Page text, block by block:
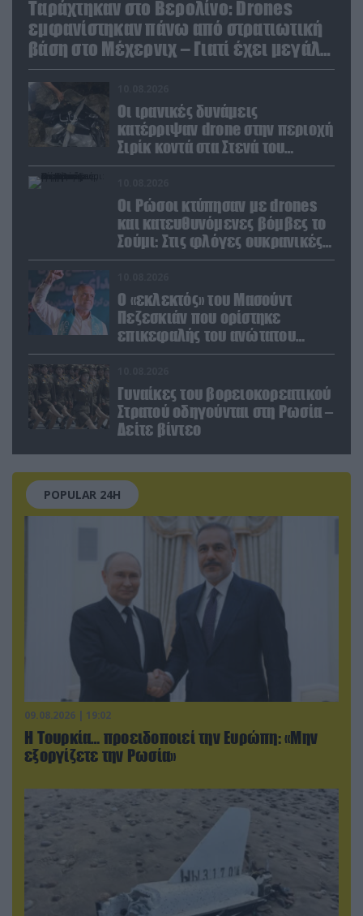
Ταράχτηκαν στο Βερολίνο: Drones
εμφανίστηκαν πάνω από στρατιωτική
βάση στο Μέχερνιχ – Γιατί έχει μεγάλη
σημασία
Οι ιρανικές δυνάμεις
κατέρριψαν drone στην περιοχή
Σιρίκ κοντά στα Στενά του
Ορμούζ: Δείτε βίντεο
Οι Ρώσοι κτύπησαν με drones
και κατευθυνόμενες βόμβες το
Σούμι: Στις φλόγες ουκρανικές
ενεργειακές εγκαταστάσεις
Ο «εκλεκτός» του Μασούντ
Πεζεσκιάν που ορίστηκε
επικεφαλής του ανώτατου
οργάνου ασφαλείας του Ιράν
Γυναίκες του βορειοκορεατικού
Στρατού οδηγούνται στη Ρωσία –
Δείτε βίντεο
POPULAR 24H
09.08.2026 | 19:02
Η Τουρκία… προειδοποιεί την Ευρώπη: «Μην
εξοργίζετε την Ρωσία»